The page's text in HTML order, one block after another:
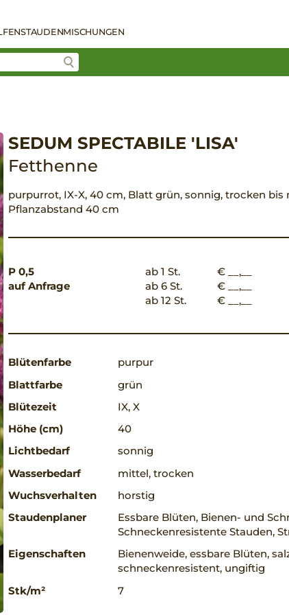
STAUDENMISCHUNGEN
SEDUM SPECTABILE 'LISA'
Fetthenne
purpurrot, IX-X, 40 cm, Blatt grün, sonnig, trocken bis
Pflanzabstand 40 cm
P 0,5
auf Anfrage
ab 1 St.
€ __,__
ab 6 St.
€ __,__
ab 12 St.
€ __,__
Blütenfarbe
purpur
Blattfarbe
grün
Blütezeit
IX, X
Höhe (cm)
40
Lichtbedarf
sonnig
Wasserbedarf
mittel, trocken
Wuchsverhalten
horstig
Staudenplaner
Essbare Blüten, Bienen- und
Schneckenresistente Stauden,
Eigenschaften
Bienenweide, essbare Blüten,
schneckenresistent, ungiftig
Stk/m²
7